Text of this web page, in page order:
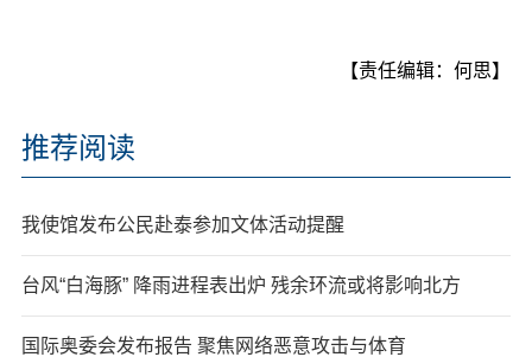
【责任编辑：何思】
推荐阅读
我使馆发布公民赴泰参加文体活动提醒
台风“白海豚” 降雨进程表出炉 残余环流或将影响北方
国际奥委会发布报告 聚焦网络恶意攻击与体育